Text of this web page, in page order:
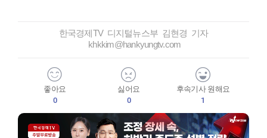
한국경제TV 디지털뉴스부 김현경 기자
khkkim@hankyungtv.com
좋아요
0
싫어요
0
후속기사 원해요
1